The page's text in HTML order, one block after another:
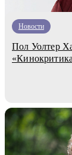
Новости
Пол Уолтер